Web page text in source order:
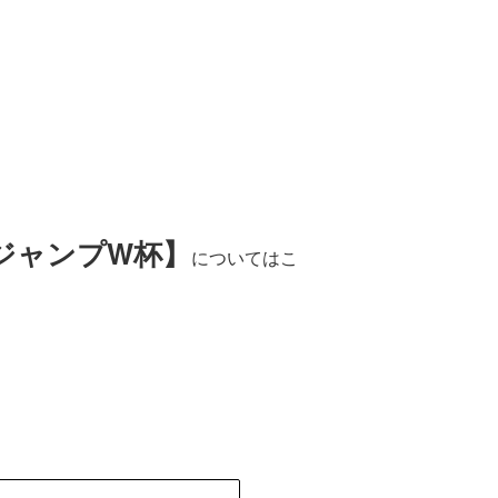
ンプW杯】 についてはこ